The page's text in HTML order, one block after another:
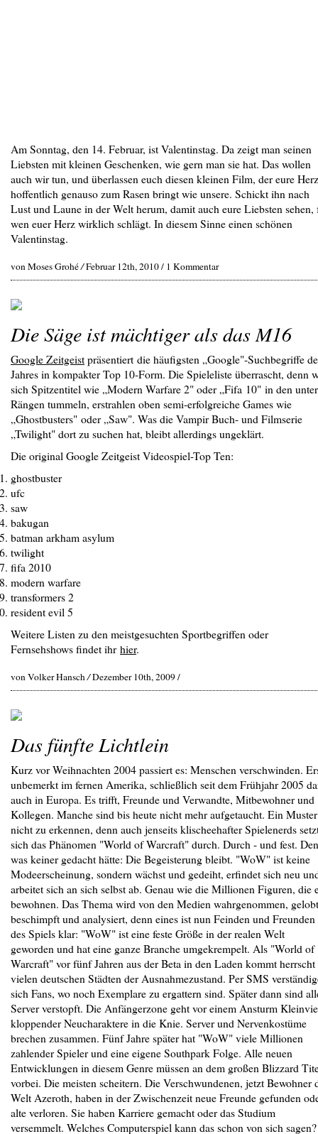
Am Sonntag, den 14. Februar, ist Valentinstag. Da zeigt man seinen
Liebsten mit kleinen Geschenken, wie gern man sie hat. Das wollen
auch wir tun, und überlassen euch diesen kleinen Film, der eure
hoffentlich genauso zum Rasen bringt wie unsere. Schickt ihn nach
Lust und Laune in der Welt herum, damit auch eure Liebsten sehen,
wen euer Herz wirklich schlägt. In diesem Sinne einen schönen
Valentinstag.
von Moses Grohé/Februar 12th, 2010 / 1 Kommentar
Die Säge ist mächtiger als das M16
Google Zeitgeistpräsentiert die häufigsten „Google"-Suchbegriffe
Jahres in kompakter Top 10-Form. Die Spieleliste überrascht, denn
sich Spitzentitel wie „Modern Warfare 2" oder „Fifa 10" in den
Rängen tummeln, erstrahlen oben semi-erfolgreiche Games wie
„Ghostbusters" oder „Saw". Was die Vampir Buch- und Filmserie
„Twilight" dort zu suchen hat, bleibt allerdings ungeklärt.
Die original Google Zeitgeist Videospiel-Top Ten:
ghostbuster
ufc
saw
bakugan
batman arkham asylum
twilight
fifa 2010
modern warfare
transformers 2
resident evil 5
Weitere Listen zu den meistgesuchten Sportbegriffen oder
Fernsehshows findet ihrhier.
von Volker Hansch/Dezember 10th, 2009 /
Das fünfte Lichtlein
Kurz vor Weihnachten 2004 passiert es: Menschen verschwinden.
unbemerkt im fernen Amerika, schließlich seit dem Frühjahr 2005
auch in Europa. Es trifft, Freunde und Verwandte, Mitbewohner und
Kollegen. Manche sind bis heute nicht mehr aufgetaucht. Ein
nicht zu erkennen, denn auch jenseits klischeehafter Spielenerds
sich das Phänomen "World of Warcraft" durch. Durch - und fest.
was keiner gedacht hätte: Die Begeisterung bleibt. "WoW" ist keine
Modeerscheinung, sondern wächst und gedeiht, erfindet sich neu
arbeitet sich an sich selbst ab. Genau wie die Millionen Figuren, die
bewohnen. Das Thema wird von den Medien wahrgenommen,
beschimpft und analysiert, denn eines ist nun Feinden und Freunden
des Spiels klar: "WoW" ist eine feste Größe in der realen Welt
geworden und hat eine ganze Branche umgekrempelt. Als "World of
Warcraft" vor fünf Jahren aus der Beta in den Laden kommt
vielen deutschen Städten der Ausnahmezustand. Per SMS
sich Fans, wo noch Exemplare zu ergattern sind. Später dann sind
Server verstopft. Die Anfängerzone geht vor einem Ansturm
kloppender Neucharaktere in die Knie. Server und Nervenkostüme
brechen zusammen. Fünf Jahre später hat "WoW" viele Millionen
zahlender Spieler und eine eigene Southpark Folge. Alle neuen
Entwicklungen in diesem Genre müssen an dem großen Blizzard
vorbei. Die meisten scheitern. Die Verschwundenen, jetzt Bewohner
Welt Azeroth, haben in der Zwischenzeit neue Freunde gefunden
alte verloren. Sie haben Karriere gemacht oder das Studium
versemmelt. Welches Computerspiel kann das schon von sich sagen?